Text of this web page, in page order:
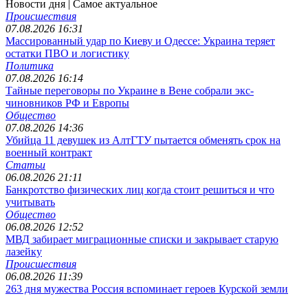
Новости дня | Самое актуальное
Происшествия
07.08.2026 16:31
Массированный удар по Киеву и Одессе: Украина теряет
остатки ПВО и логистику
Политика
07.08.2026 16:14
Тайные переговоры по Украине в Вене собрали экс-
чиновников РФ и Европы
Общество
07.08.2026 14:36
Убийца 11 девушек из АлтГТУ пытается обменять срок на
военный контракт
Статьи
06.08.2026 21:11
Банкротство физических лиц когда стоит решиться и что
учитывать
Общество
06.08.2026 12:52
МВД забирает миграционные списки и закрывает старую
лазейку
Происшествия
06.08.2026 11:39
263 дня мужества Россия вспоминает героев Курской земли